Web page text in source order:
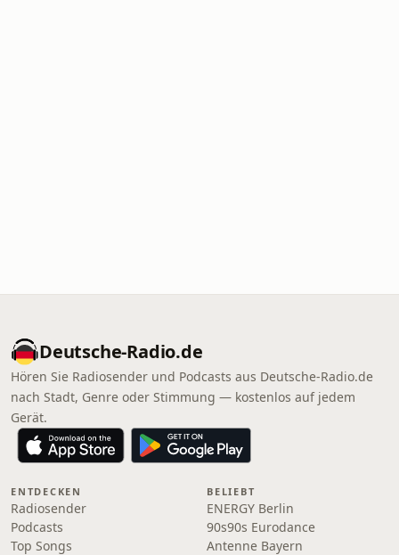
Deutsche-Radio.de
Hören Sie Radiosender und Podcasts aus Deutsche-Radio.de
nach Stadt, Genre oder Stimmung — kostenlos auf jedem
Gerät.
ENTDECKEN
Radiosender
Podcasts
Top Songs
BELIEBT
ENERGY Berlin
90s90s Eurodance
Antenne Bayern